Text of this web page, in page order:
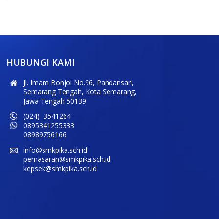
HUBUNGI KAMI
Jl. Imam Bonjol No.96, Pandansari,
Semarang Tengah, Kota Semarang,
Jawa Tengah 50139
(024) 3541264
0895341255333
08989756166
info@smkpika.sch.id
pemasaran@smkpika.sch.id
kepsek@smkpika.sch.id